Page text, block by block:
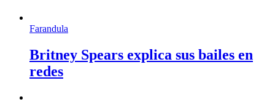
Farandula
Britney Spears explica sus bailes en
redes